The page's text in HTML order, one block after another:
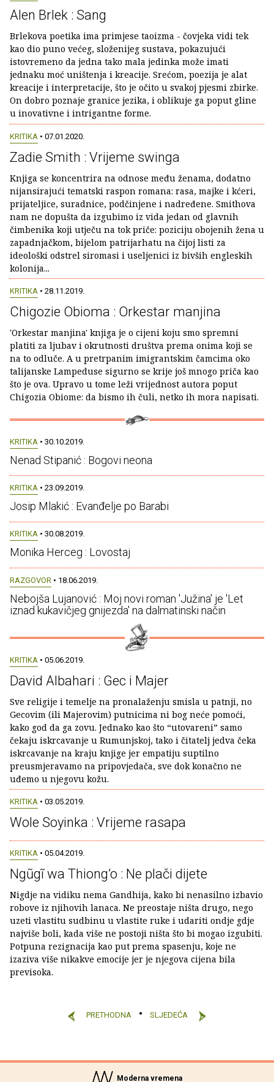
Alen Brlek : Sang
Brlekova poetika ima primjese taoizma - čovjeka vidi tek
kao dio puno većeg, složenijeg sustava, pokazujući
istovremeno da jedna tako mala jedinka može imati
jednaku moć uništenja i kreacije. Srećom, poezija je alat
kreacije i interpretacije, što je očito u svakoj pjesmi zbirke.
On dobro poznaje granice jezika, i oblikuje ga poput gline
u inovativne i intrigantne forme.
KRITIKA • 07.01.2020.
Zadie Smith : Vrijeme swinga
Knjiga se koncentrira na odnose među ženama, dodatno
nijansirajući tematski raspon romana: rasa, majke i kćeri,
prijateljice, suradnice, podčinjene i nadređene. Smithova
nam ne dopušta da izgubimo iz vida jedan od glavnih
čimbenika koji utječu na tok priče: poziciju obojenih žena u
zapadnjačkom, bijelom patrijarhatu na čijoj listi za
ideološki odstrel siromasi i useljenici iz bivših engleskih
kolonija...
KRITIKA • 28.11.2019.
Chigozie Obioma : Orkestar manjina
'Orkestar manjina' knjiga je o cijeni koju smo spremni
platiti za ljubav i okrutnosti društva prema onima koji se
na to odluče. A u pretrpanim imigrantskim čamcima oko
talijanske Lampeduse sigurno se krije još mnogo priča kao
što je ova. Upravo u tome leži vrijednost autora poput
Chigozia Obiome: da bismo ih čuli, netko ih mora napisati.
KRITIKA • 30.10.2019.
Nenad Stipanić : Bogovi neona
KRITIKA • 23.09.2019.
Josip Mlakić : Evanđelje po Barabi
KRITIKA • 30.08.2019.
Monika Herceg : Lovostaj
RAZGOVOR • 18.06.2019.
Nebojša Lujanović : Moj novi roman 'Južina' je 'Let
iznad kukavičjeg gnijezda' na dalmatinski način
KRITIKA • 05.06.2019.
David Albahari : Gec i Majer
Sve religije i temelje na pronalaženju smisla u patnji, no
Gecovim (ili Majerovim) putnicima ni bog neće pomoći,
kako god da ga zovu. Jednako kao što “utovareni” samo
čekaju iskrcavanje u Rumunjskoj, tako i čitatelj jedva čeka
iskrcavanje na kraju knjige jer empatiju suptilno
preusmjeravamo na pripovjedača, sve dok konačno ne
uđemo u njegovu kožu.
KRITIKA • 03.05.2019.
Wole Soyinka : Vrijeme rasapa
KRITIKA • 05.04.2019.
Ngũgĩ wa Thiong’o : Ne plači dijete
Nigdje na vidiku nema Gandhija, kako bi nenasilno izbavio
robove iz njihovih lanaca. Ne preostaje ništa drugo, nego
uzeti vlastitu sudbinu u vlastite ruke i udariti ondje gdje
najviše boli, kada više ne postoji ništa što bi mogao izgubiti.
Potpuna rezignacija kao put prema spasenju, koje ne
izaziva više nikakve emocije jer je njegova cijena bila
previsoka.
PRETHODNA SLJEDEĆA
Moderna vremena